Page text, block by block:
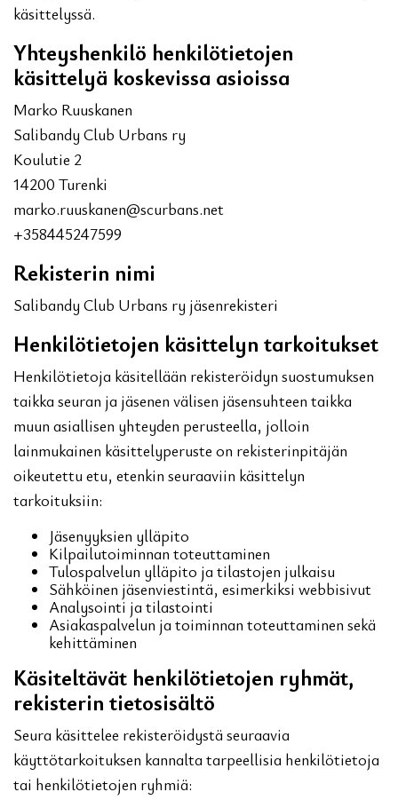
käsittelyssä.
Yhteyshenkilö henkilötietojen
käsittelyä koskevissa asioissa
Marko Ruuskanen
Salibandy Club Urbans ry
Koulutie 2
14200 Turenki
marko.ruuskanen@scurbans.net
+358445247599
Rekisterin nimi
Salibandy Club Urbans ry jäsenrekisteri
Henkilötietojen käsittelyn tarkoitukset
Henkilötietoja käsitellään rekisteröidyn suostumuksen
taikka seuran ja jäsenen välisen jäsensuhteen taikka
muun asiallisen yhteyden perusteella, jolloin
lainmukainen käsittelyperuste on rekisterinpitäjän
oikeutettu etu, etenkin seuraaviin käsittelyn
tarkoituksiin:
Jäsenyyksien ylläpito
Kilpailutoiminnan toteuttaminen
Tulospalvelun ylläpito ja tilastojen julkaisu
Sähköinen jäsenviestintä, esimerkiksi webbisivut
Analysointi ja tilastointi
Asiakaspalvelun ja toiminnan toteuttaminen sekä
kehittäminen
Käsiteltävät henkilötietojen ryhmät,
rekisterin tietosisältö
Seura käsittelee rekisteröidystä seuraavia
käyttötarkoituksen kannalta tarpeellisia henkilötietoja
tai henkilötietojen ryhmiä: